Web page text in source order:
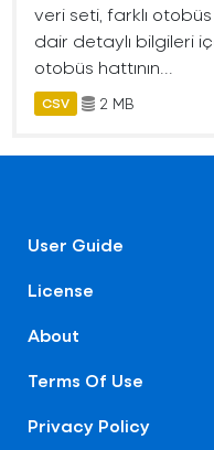
veri seti, farklı
dair detaylı bilgileri
otobüs hattının...
CSV 2 MB
User Guide
License
About
Terms Of Use
Privacy Policy